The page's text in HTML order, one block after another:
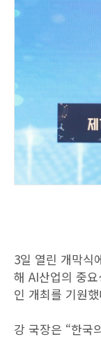
3일 열린 개막식
해 AI산업의 중
인 개최를 기원
강 국장은 “한국